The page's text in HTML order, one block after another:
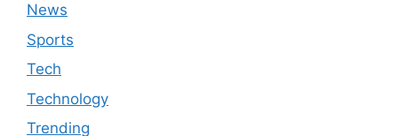
News
Sports
Tech
Technology
Trending